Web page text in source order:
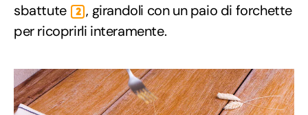
sbattute
2 , girandoli con un paio di forchette
per ricoprirli interamente.